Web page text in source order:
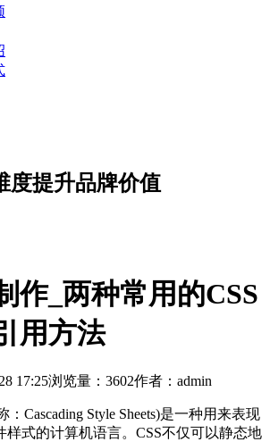
度提升品牌价值
作_两种常用的CSS
用方法
17:25浏览量：3602作者：admin
Cascading Style Sheets)是一种用来表现
式的计算机语言。CSS不仅可以静态地